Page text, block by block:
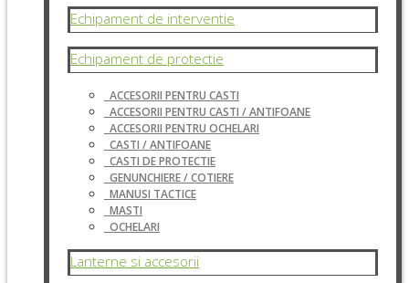
Echipament de interventie
Echipament de protectie
ACCESORII PENTRU CASTI
ACCESORII PENTRU CASTI / ANTIFOANE
ACCESORII PENTRU OCHELARI
CASTI / ANTIFOANE
CASTI DE PROTECTIE
GENUNCHIERE / COTIERE
MANUSI TACTICE
MASTI
OCHELARI
Lanterne si accesorii